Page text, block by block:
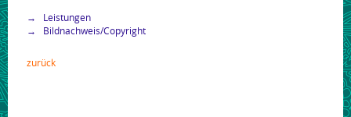
Leistungen
Bildnachweis/Copyright
zurück